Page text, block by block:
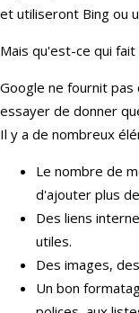
et utiliseront Bing ou
Mais qu'est-ce qui
Google ne fournit
essayer de donner
Il y a de nombreux
Le nombre de
d'ajouter plus
Des liens
utiles.
Des images,
Un bon